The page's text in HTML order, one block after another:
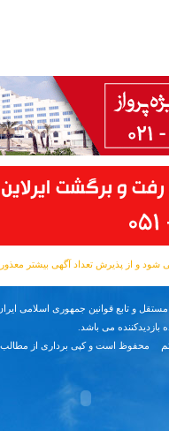
مستقل و تابع قوانین جمهوری اسلامی
می باشد.
محفوظ است و کپی برداری از